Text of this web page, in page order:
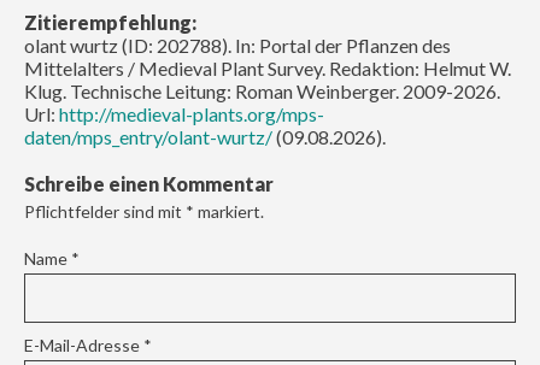
Zitierempfehlung:
olant wurtz (ID: 202788). In: Portal der Pflanzen des
Mittelalters / Medieval Plant Survey. Redaktion: Helmut W.
Klug. Technische Leitung: Roman Weinberger. 2009-2026.
Url: http://medieval-plants.org/mps-
daten/mps_entry/olant-wurtz/(09.08.2026).
Schreibe einen Kommentar
Pflichtfelder sind mit * markiert.
Name *
E-Mail-Adresse *